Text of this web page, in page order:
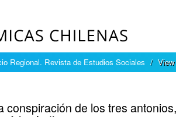
Regional. Revista de Estudios Sociales
conspiración de los tres